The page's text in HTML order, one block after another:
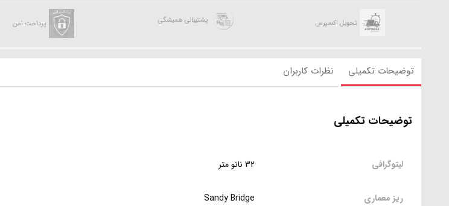
تعداد رشته (Thread):
توان مصرفی (TDP):
تحویل اکسپرس پشتیبانی همیشگی پرداخت امن
توضیحات تکمیلی نظرات کاربران
توضیحات تکمیلی
لیتوگرافی 32 نانو متر
ریز معماری Sandy Bridge